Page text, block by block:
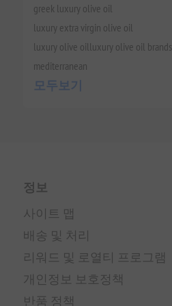
greek luxury olive oil
luxury extra virgin olive oil
luxury olive oilluxury olive oil brands
mediterranean
모두보기
정보
사이트 맵
배송 및 처리
리워드 및 로열티 프로그램
개인정보 보호정책
반품 정책